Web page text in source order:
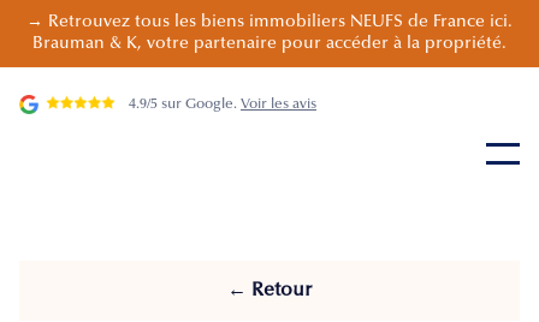
→ Retrouvez tous les biens immobiliers NEUFS de France ici.
Brauman & K, votre partenaire pour accéder à la propriété.
4.9/5 sur Google. Voir les avis
← Retour